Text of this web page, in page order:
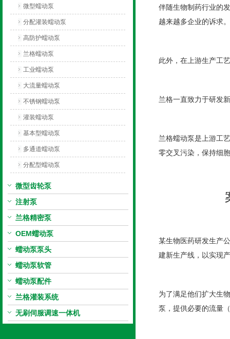
微型蠕动泵
分配灌装蠕动泵
高防护蠕动泵
兰格蠕动泵
工业蠕动泵
大流量蠕动泵
不锈钢蠕动泵
灌装蠕动泵
基本型蠕动泵
多通道蠕动泵
分配型蠕动泵
微型齿轮泵
注射泵
兰格精密泵
OEM蠕动泵
蠕动泵泵头
蠕动泵软管
蠕动泵配件
兰格灌装系统
无刷伺服调速一体机
伴随生物制药行业的
越来越多企业的诉求。
此外，在上游生产工
兰格一直致力于研发
兰格蠕动泵是上游工
零交叉污染，保持细
某生物医药研发生产
建新生产线，以实现
为了满足他们扩大生
泵，提供必要的流量